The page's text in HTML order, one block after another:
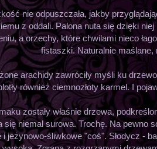
nie odpuszczała, jakby
z oddali. Palona nuta się dzięki niej
a orzechy, które chwilami nieco
fistaszki. Naturalnie maślane,
arachidy zawróciły myśli ku
również ciemnozłoty karmel. I
zostały właśnie drzewa,
się niemal surowa. Trochę. Na pewno
i jeżynowo-śliwkowe "coś". Słodycz -